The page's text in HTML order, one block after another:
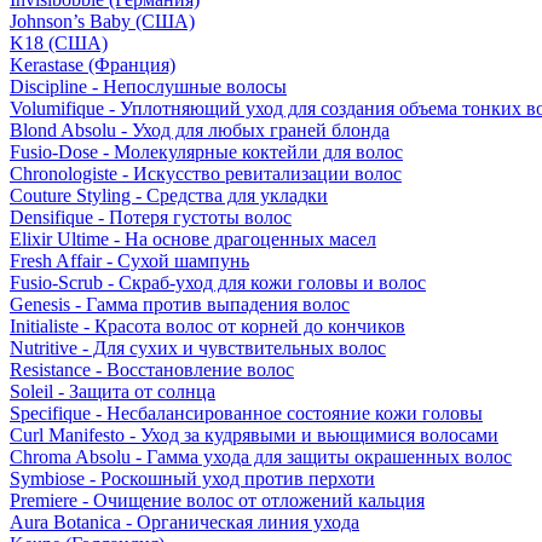
Johnson’s Baby (США)
K18 (США)
Kerastase (Франция)
Discipline - Непослушные волосы
Volumifique - Уплотняющий уход для создания объема тонких
Blond Absolu - Уход для любых граней блонда
Fusio-Dose - Молекулярные коктейли для волос
Chronologiste - Искусство ревитализации волос
Couture Styling - Средства для укладки
Densifique - Потеря густоты волос
Elixir Ultime - На основе драгоценных масел
Fresh Affair - Сухой шампунь
Fusio-Scrub - Скраб-уход для кожи головы и волос
Genesis - Гамма против выпадения волос
Initialiste - Красота волос от корней до кончиков
Nutritive - Для сухих и чувствительных волос
Resistance - Восстановление волос
Soleil - Защита от солнца
Specifique - Несбалансированное состояние кожи головы
Curl Manifesto - Уход за кудрявыми и вьющимися волосами
Chroma Absolu - Гамма ухода для защиты окрашенных волос
Symbiose - Роскошный уход против перхоти
Premiere - Очищение волос от отложений кальция
Aura Botanica - Органическая линия ухода